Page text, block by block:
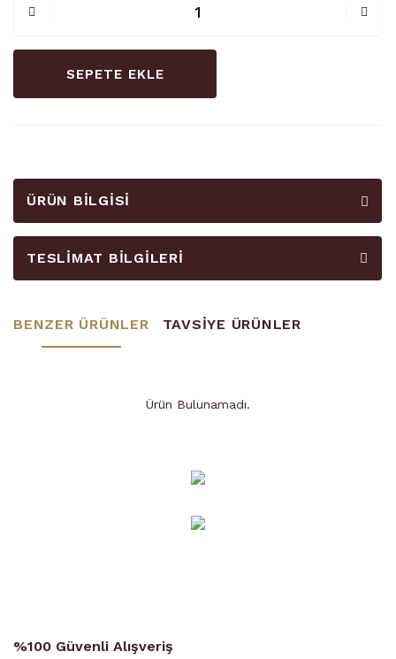
SEPETE EKLE
ÜRÜN BILGISI
TESLIMAT BILGILERI
BENZER ÜRÜNLER TAVSİYE ÜRÜNLER
Ürün Bulunamadı.
Ürün Bulunamadı.
%100 Güvenli Alışveriş